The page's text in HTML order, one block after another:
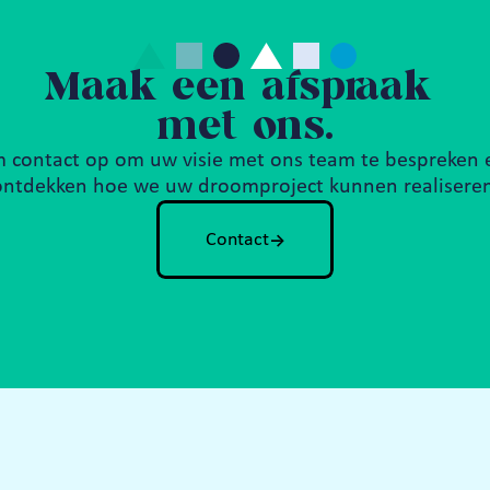
Maak een afspraak
met ons.
contact op om uw visie met ons team te bespreken
hoe we uw droomproject kunnen
Contact->